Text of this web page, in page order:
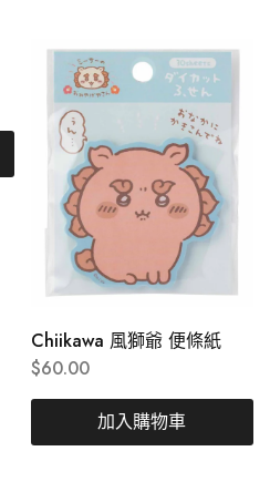
Chiikawa 風獅爺 便條紙
$60.00
加入購物車